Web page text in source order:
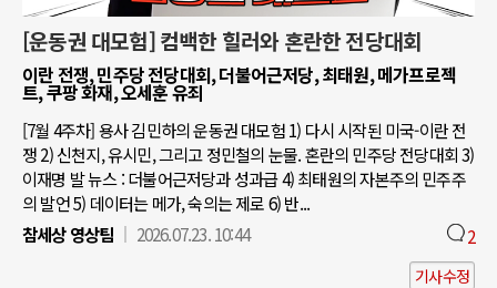
[운동권 대모험] 컴백한 힐러와 혼란한 전당대회
이란 전쟁, 민주당 전당대회, 더불어근저당, 최태원, 메가프로젝
트, 쿠팡 화재, 오세훈 유죄
[7월 4주차] 용사 김민하의 운동권 대모험 1) 다시 시작된 미국-이란 전
쟁 2) 신천지, 유시민, 그리고 정민철의 눈물. 혼란의 민주당 전당대회 3)
이재명 발 뉴스 : 더불어근저당과 성과급 4) 최태원의 자본주의 민주주
의 발언 5) 데이터는 메가, 숙의는 제로 6) 반...
참세상 영상팀
2026.07.23. 10:44 2
기사수정